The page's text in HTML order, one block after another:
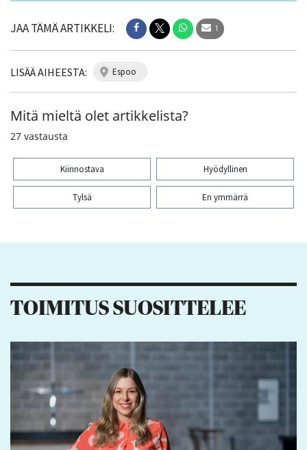
JAA TÄMÄ ARTIKKELI: 1
LISÄÄ AIHEESTA: espoo
Mitä mieltä olet artikkelista?
27 vastausta
Kiinnostava Hyödyllinen
Tylsä En ymmärrä
TOIMITUS SUOSITTELEE